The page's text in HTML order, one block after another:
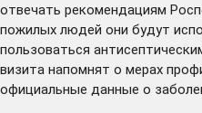
отвечать рекомендациям
пожилых людей они будут
пользоваться
визита напомнят о мерах
официальные данные о